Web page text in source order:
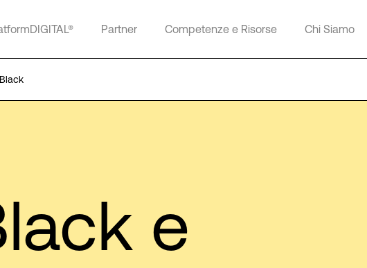
Partner Competenze e Risorse Chi Siamo
e